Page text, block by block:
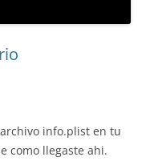
info.plist en tu
como llegaste ahi.